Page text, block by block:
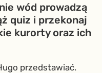
wód prowadzą
quiz i przekonaj
kurorty oraz ich
przedstawiać.